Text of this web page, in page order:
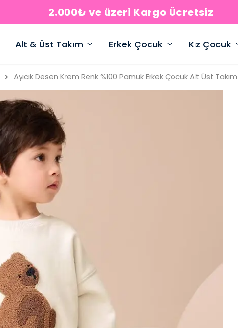
2.000₺ ve üzeri Kargo Ücretsiz
Alt & Üst Takım Erkek Çocuk Kız Çocuk
Ayıcık Desen Krem Renk %100 Pamuk Erkek Çocuk Alt Üst Takım